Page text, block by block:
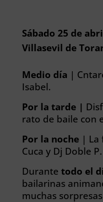
Sábado 25 de
Villasevil de
Medio día |
Isabel.
Por la tarde |
rato de baile con
Por la noche| La
Cuca y Dj Doble P.
Durante todo el
bailarinas
muchas